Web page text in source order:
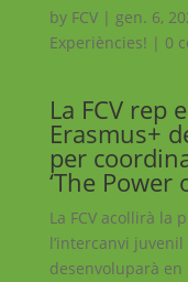
by FCV| gen. 6,
Experiències! | 0
La FCV rep
Erasmus+
per
‘The Power
La FCV acollirà la
l’intercanvi juvenil
desenvoluparà